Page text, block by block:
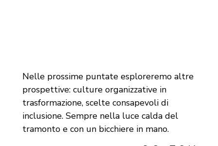
Nelle prossime puntate esploreremo altre
prospettive: culture organizzative in
trasformazione, scelte consapevoli di
inclusione. Sempre nella luce calda del
tramonto e con un bicchiere in mano.